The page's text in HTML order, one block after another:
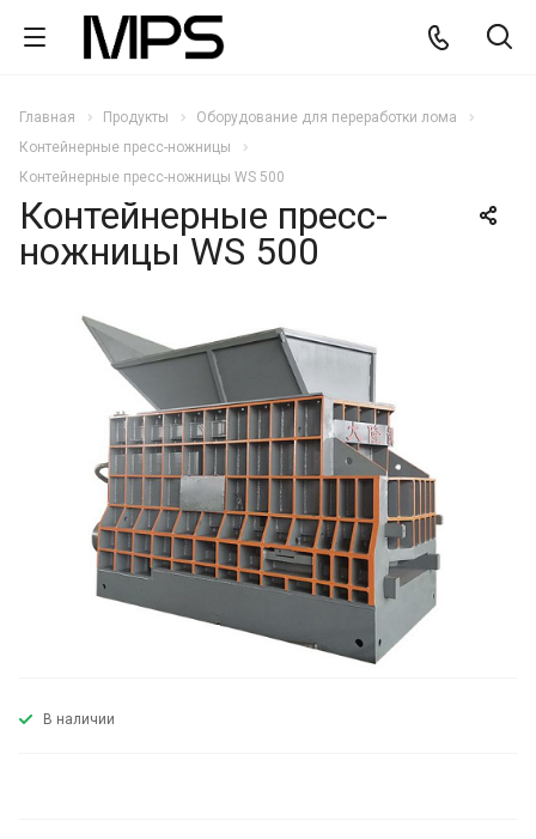
Главная Продукты
Оборудование для переработки лома
Контейнерные пресс-ножницы
Контейнерные пресс-ножницы WS 500
Контейнерные пресс-
ножницы WS 500
В наличии